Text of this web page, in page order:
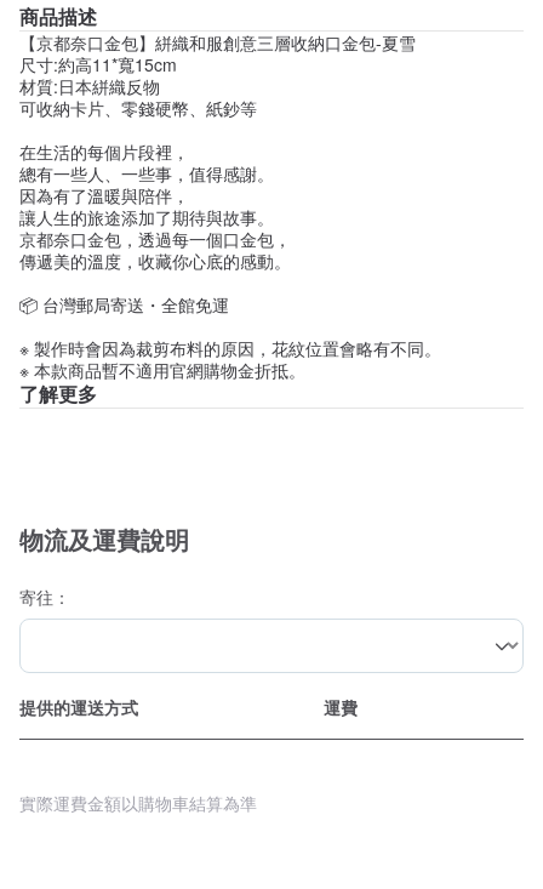
商品描述
【京都奈口金包】絣織和服創意三層收納口金包-夏雪
尺寸:約高11*寬15cm
材質:日本絣織反物
可收納卡片、零錢硬幣、紙鈔等
在生活的每個片段裡，
總有一些人、一些事，值得感謝。
因為有了溫暖與陪伴，
讓人生的旅途添加了期待與故事。
京都奈口金包，透過每一個口金包，
傳遞美的溫度，收藏你心底的感動。
📦 台灣郵局寄送・全館免運
※ 製作時會因為裁剪布料的原因，花紋位置會略有不同。
※ 本款商品暫不適用官網購物金折抵。
了解更多
物流及運費說明
寄往：
提供的運送方式 運費
實際運費金額以購物車結算為準